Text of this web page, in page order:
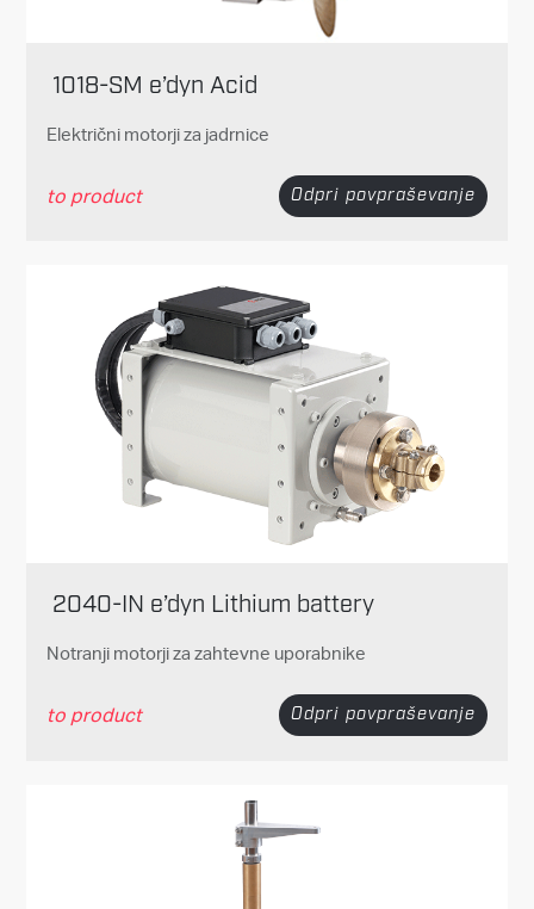
1018-SM e’dyn Acid
Električni motorji za jadrnice
to product Odpri povpraševanje
2040-IN e’dyn Lithium battery
Notranji motorji za zahtevne uporabnike
to product Odpri povpraševanje